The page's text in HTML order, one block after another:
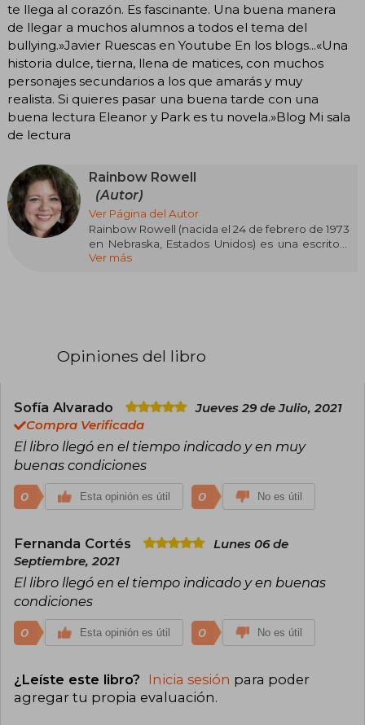
te llega al corazón. Es fascinante. Una buena manera
de llegar a muchos alumnos a todos el tema del
bullying.»Javier Ruescas en Youtube En los blogs...«Una
historia dulce, tierna, llena de matices, con muchos
personajes secundarios a los que amarás y muy
realista. Si quieres pasar una buena tarde con una
buena lectura Eleanor y Park es tu novela.»Blog Mi sala
de lectura
Rainbow Rowell
(Autor)
Ver Página del Autor
Rainbow Rowell (nacida el 24 de febrero de 1973
en Nebraska, Estados Unidos) es una escritora
estadounidense reconocida por sus novelas
publicada en español por Alfaguara en 2014. En
Snow"), una novela que amplía el universo de
personajes presentados en "Fangirl". Su trabajo
contemporánea.
Ver más
Opiniones del libro
Sofía Alvarado
Jueves 29 de Julio, 2021
Compra Verificada
El libro llegó en el tiempo indicado y en muy
buenas condiciones
0 Esta opinión es útil 0 No es útil
Fernanda Cortés
Lunes 06 de
Septiembre, 2021
El libro llegó en el tiempo indicado y en buenas
condiciones
0 Esta opinión es útil 0 No es útil
¿Leíste este libro? Inicia sesión para poder
agregar tu propia evaluación.